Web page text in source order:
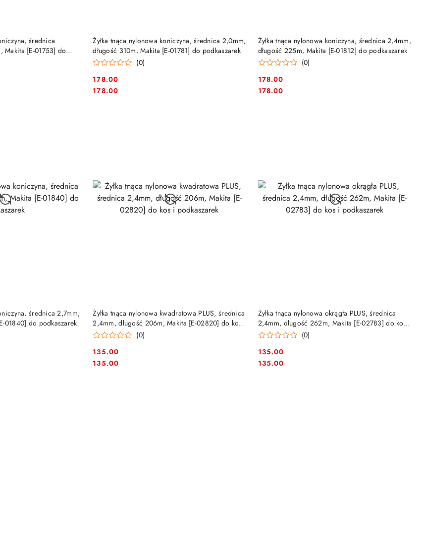
średnica
Makita [E-01753] do
Żyłka tnąca nylonowa koniczyna, średnica 2,0mm,
długość 310m, Makita [E-01781] do podkaszarek
(0)
Cena:
178.00
Cena:
178.00
PRODUKT NIEDOSTĘPNY
Żyłka tnąca nylonowa koniczyna, średnica 2,4mm,
długość 225m, Makita [E-01812] do podkaszarek
(0)
Cena:
178.00
Cena:
178.00
PRODUKT NIEDOSTĘPNY
średnica 2,7mm,
01840] do podkaszarek
Żyłka tnąca nylonowa kwadratowa PLUS, średnica
2,4mm, długość 206m, Makita [E-02820] do kos
i podkaszarek (0)
Cena:
135.00
Cena:
135.00
PRODUKT NIEDOSTĘPNY
Żyłka tnąca nylonowa okrągła PLUS, średnica
2,4mm, długość 262m, Makita [E-02783] do kos i
podkaszarek
(0)
Cena:
135.00
Cena:
135.00
PRODUKT NIEDOSTĘPNY